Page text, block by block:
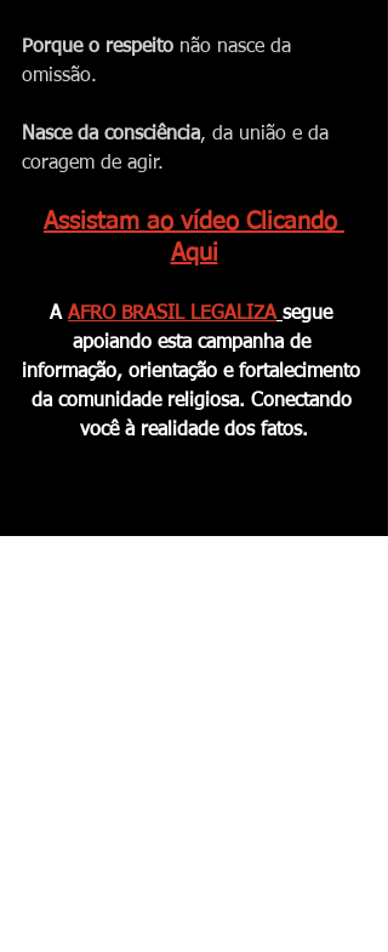
Porque o respeito não nasce da
omissão.
Nasce da consciência, da união e da
coragem de agir.
Assistam ao vídeo Clicando
Aqui
A AFRO BRASIL LEGALIZA segue
apoiando esta campanha de
informação, orientação e fortalecimento
da comunidade religiosa. Conectando
você à realidade dos fatos.